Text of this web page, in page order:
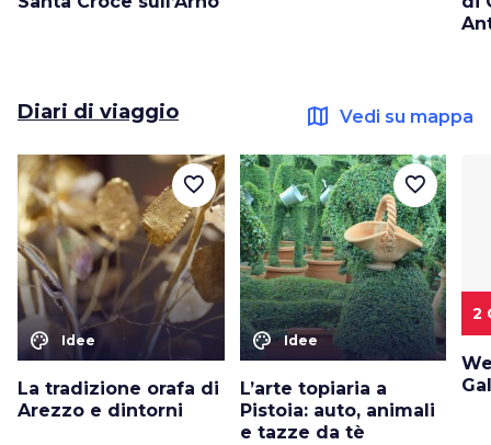
Diari di viaggio map Vedi su mappa
color_lens Idee
La tradizione orafa di
Arezzo e dintorni
favorite_border
color_lens Idee
L’arte topiaria a
Pistoia: auto, animali
e tazze da tè
favorite_border
2